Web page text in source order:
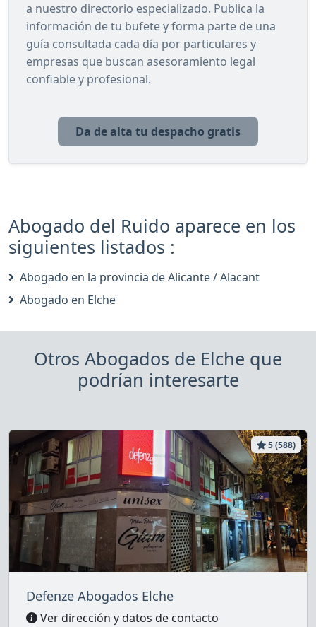
a nuestro directorio especializado. Publica la
información de tu bufete y forma parte de una
guía consultada cada día por particulares y
empresas que buscan asesoramiento legal
confiable y profesional.
Da de alta tu despacho gratis
Abogado del Ruido aparece en los
siguientes listados :
Abogado en la provincia de Alicante / Alacant
Abogado en Elche
Otros Abogados de Elche que
podrían interesarte
5 (588)
Defenze Abogados Elche
Ver dirección y datos de contacto